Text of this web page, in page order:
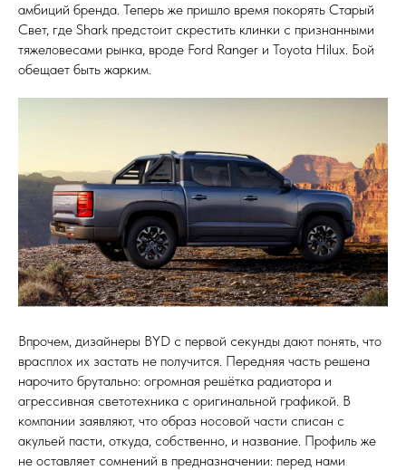
амбиций бренда. Теперь же пришло время покорять Старый
Свет, где Shark предстоит скрестить клинки с признанными
тяжеловесами рынка, вроде Ford Ranger и Toyota Hilux. Бой
обещает быть жарким.
Впрочем, дизайнеры BYD с первой секунды дают понять, что
врасплох их застать не получится. Передняя часть решена
нарочито брутально: огромная решётка радиатора и
агрессивная светотехника с оригинальной графикой. В
компании заявляют, что образ носовой части списан с
акульей пасти, откуда, собственно, и название. Профиль же
не оставляет сомнений в предназначении: перед нами